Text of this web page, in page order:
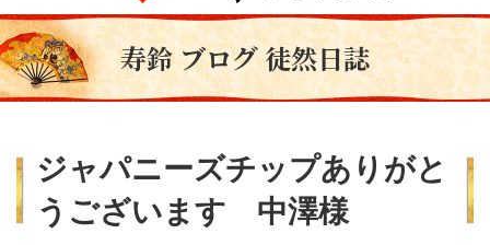
寿鈴 ブログ 徒然日誌
ジャパニーズチップありがと
うございます 中澤様